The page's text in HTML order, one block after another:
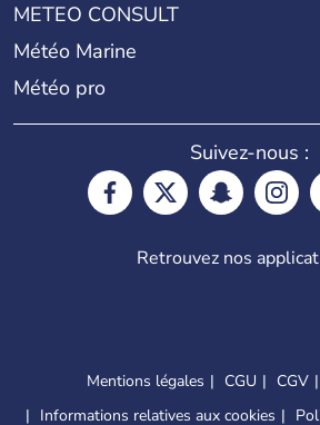
METEO CONSULT
Météo Marine
Météo pro
Suivez-nous :
Retrouvez nos
Mentions légales CGU CGV
Informations relatives aux cookies